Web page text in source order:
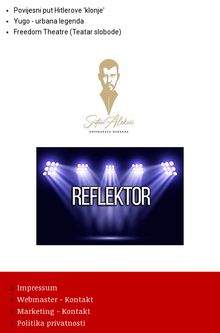
Povijesni put Hitlerove 'klonje'
Yugo - urbana legenda
Freedom Theatre (Teatar slobode)
Impressum
Webmaster - Kontakt
Marketing - Kontakt
Politika privatnosti